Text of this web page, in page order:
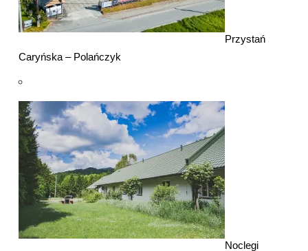
Przystań
Caryńska – Polańczyk
Noclegi